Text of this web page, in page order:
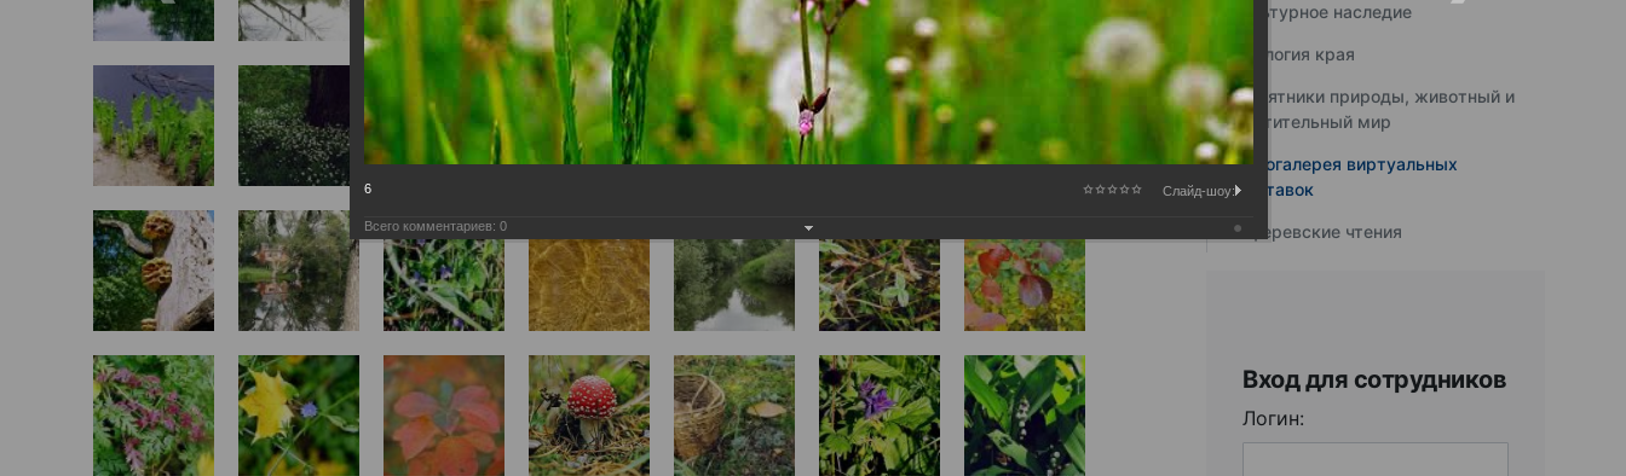
Культурное наследие
Экология края
Памятники природы, животный и
растительный мир
Фотогалерея виртуальных
выставок
Юферевские чтения
Вход для сотрудников
Логин:
6 Слайд-шоу:
Всего комментариев: 0